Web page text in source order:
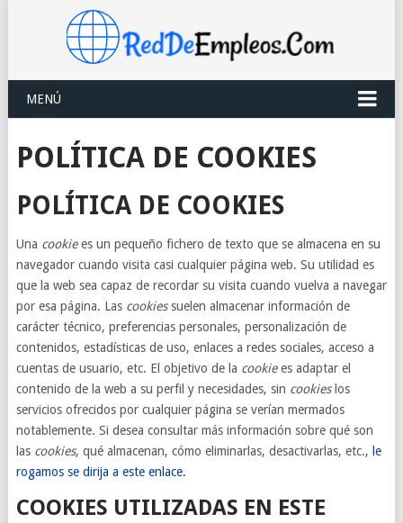
MENÚ
POLÍTICA DE COOKIES
POLÍTICA DE COOKIES
Una cookiees un pequeño fichero de texto que se almacena en su
navegador cuando visita casi cualquier página web. Su utilidad es
que la web sea capaz de recordar su visita cuando vuelva a navegar
por esa página. Las cookiessuelen almacenar información de
carácter técnico, preferencias personales, personalización de
contenidos, estadísticas de uso, enlaces a redes sociales, acceso a
cuentas de usuario, etc. El objetivo de la cookiees adaptar el
contenido de la web a su perfil y necesidades, sin cookieslos
servicios ofrecidos por cualquier página se verían mermados
notablemente. Si desea consultar más información sobre qué son
las cookies, qué almacenan, cómo eliminarlas, desactivarlas, etc., le
rogamos se dirija a este enlace.
COOKIES UTILIZADAS EN ESTE